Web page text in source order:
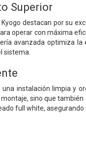
Superior
destacan por su
operar con máxima
avanzada optimiza
sistema.
instalación limpia y
sino que
full white,